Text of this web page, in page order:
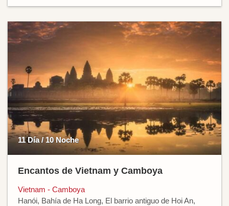
11 Día / 10 Noche
Encantos de Vietnam y Camboya
Vietnam - Camboya
Hanói, Bahía de Ha Long, El barrio antiguo de Hoi An,